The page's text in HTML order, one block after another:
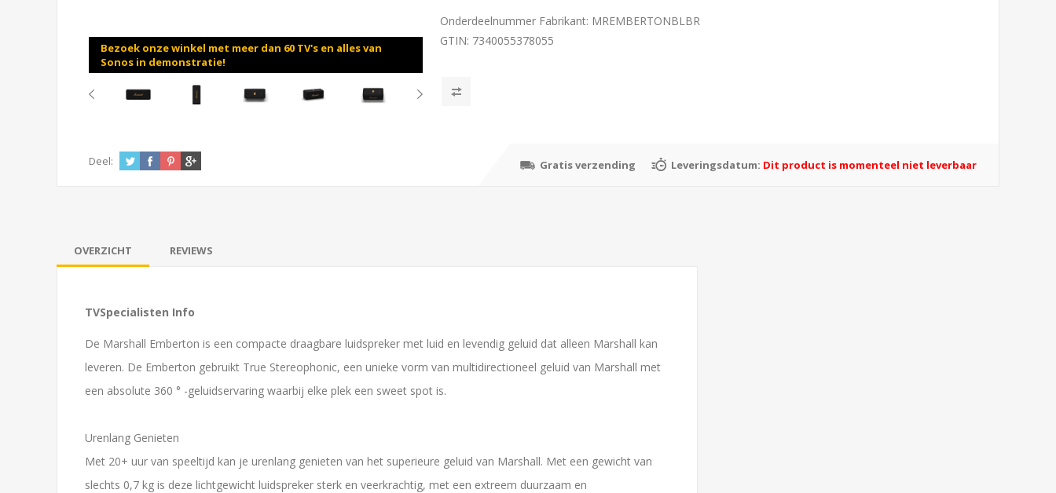
Bezoek onze winkel met meer dan 60 TV's en alles van
Sonos in demonstratie!
Onderdeelnummer Fabrikant: MREMBERTONBLBR
GTIN: 7340055378055
Deel: Gratis verzending Leveringsdatum: Dit product is momenteel niet leverbaar
OVERZICHT REVIEWS
TVSpecialisten Info
De Marshall Emberton is een compacte draagbare luidspreker met luid en levendig geluid dat alleen Marshall kan
leveren. De Emberton gebruikt True Stereophonic, een unieke vorm van multidirectioneel geluid van Marshall met
een absolute 360 ° -geluidservaring waarbij elke plek een sweet spot is.
Urenlang Genieten
Met 20+ uur van speeltijd kan je urenlang genieten van het superieure geluid van Marshall. Met een gewicht van
slechts 0,7 kg is deze lichtgewicht luidspreker sterk en veerkrachtig, met een extreem duurzaam en